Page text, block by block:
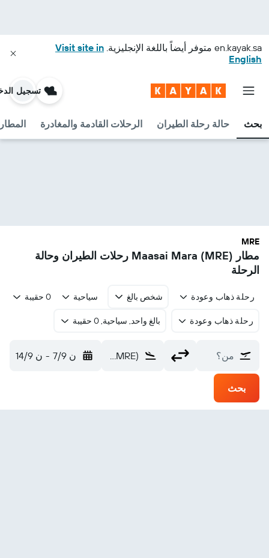
en.kayak.sa متوفر أيضاً باللغة الإنجليزية. Visit site in
English
بحث حالة رحلة الطيران الرحلات القادمة والمغادرة
تسجيل
MRE
مطار Maasai Mara (MRE) رحلات الطيران وحالة
الرحلة
رحلة ذهاب وعودة شخص بالغ سياحية 0 حقيبة
رحلة ذهاب وعودة بالغ واحد, سياحية, 0 حقيبة
من؟ Maasai Mara (MRE) ن 7/9 - ن 14/9
بحث